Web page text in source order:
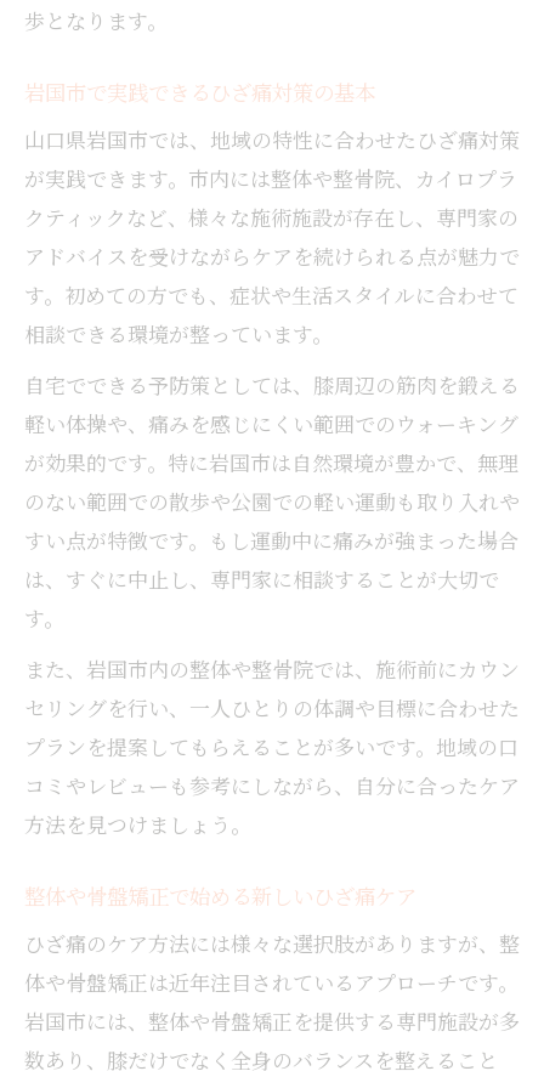
案
女性向けひざ痛予防のセルフケア実践法
岩国市の整体院で受ける安心ケアの特徴
日常生活で膝への負担を減らすコツ集
口コミ人気の整体接骨院を賢く選ぶ方法
自宅トレーニングと整体の併用メリット
歩となります。
岩国市で実践できるひざ痛対策の基本
山口県岩国市では、地域の特性に合わせたひざ痛対策
が実践できます。市内には整体や整骨院、カイロプラ
クティックなど、様々な施術施設が存在し、専門家の
アドバイスを受けながらケアを続けられる点が魅力で
す。初めての方でも、症状や生活スタイルに合わせて
相談できる環境が整っています。
自宅でできる予防策としては、膝周辺の筋肉を鍛える
軽い体操や、痛みを感じにくい範囲でのウォーキング
が効果的です。特に岩国市は自然環境が豊かで、無理
のない範囲での散歩や公園での軽い運動も取り入れや
すい点が特徴です。もし運動中に痛みが強まった場合
は、すぐに中止し、専門家に相談することが大切で
す。
また、岩国市内の整体や整骨院では、施術前にカウン
セリングを行い、一人ひとりの体調や目標に合わせた
プランを提案してもらえることが多いです。地域の口
コミやレビューも参考にしながら、自分に合ったケア
方法を見つけましょう。
整体や骨盤矯正で始める新しいひざ痛ケア
ひざ痛のケア方法には様々な選択肢がありますが、整
体や骨盤矯正は近年注目されているアプローチです。
岩国市には、整体や骨盤矯正を提供する専門施設が多
数あり、膝だけでなく全身のバランスを整えること